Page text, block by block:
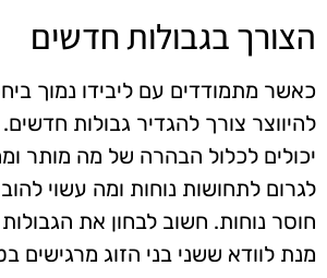
הצורך בגבולות חדשים
כאשר מתמודדים עם ליבידו נמוך
להיווצר צורך להגדיר גבולות חדשים.
יכולים לכלול הבהרה של מה מותר
לגרום לתחושות נוחות ומה עשוי
חוסר נוחות. חשוב לבחון את
מנת לוודא ששני בני הזוג מרגישים